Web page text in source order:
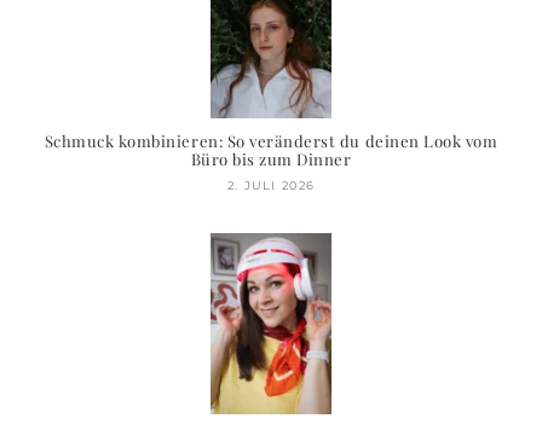
Schmuck kombinieren: So veränderst du deinen Look vom
Büro bis zum Dinner
2. JULI 2026